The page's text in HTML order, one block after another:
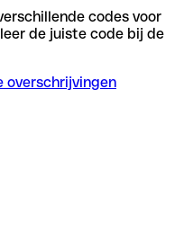
codes voor
de juiste code bij de
overschrijvingen